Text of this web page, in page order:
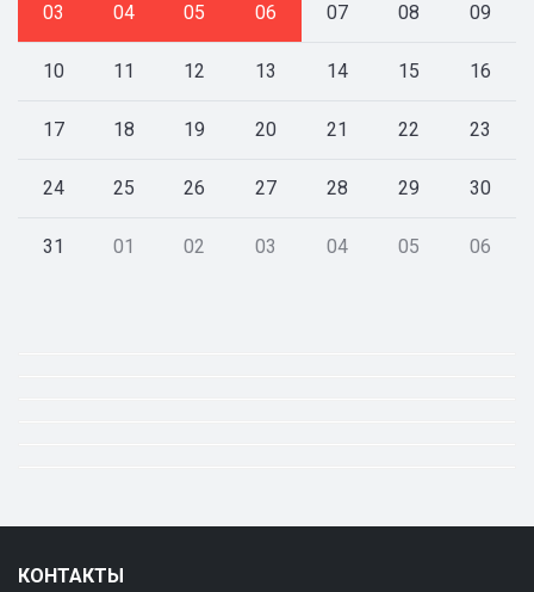
03 04 05 06 07 08 09
10 11 12 13 14 15 16
17 18 19 20 21 22 23
24 25 26 27 28 29 30
31 01 02 03 04 05 06
КОНТАКТЫ